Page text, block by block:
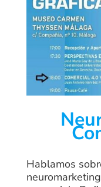
Hablamos